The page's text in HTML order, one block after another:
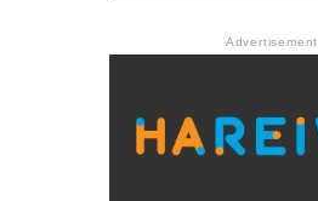
Advertisement